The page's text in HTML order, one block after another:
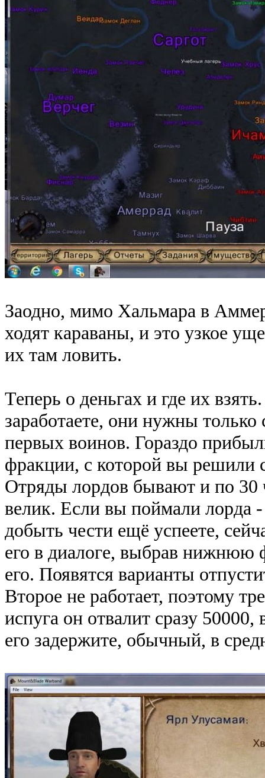
Заодно, мимо Хальмара в
ходят караваны, и это узкое
их там ловить.
Теперь о деньгах и где их
заработаете, они нужны только
первых воинов. Гораздо
фракции, с которой вы решили
Отряды лордов бывают и по 30
велик. Если вы поймали лорда -
добыть чести ещё успеете,
его в диалоге, выбрав нижнюю
его. Появятся варианты
Второе не работает, поэтому
испуга он отвалит сразу
его задержите, обычный, в